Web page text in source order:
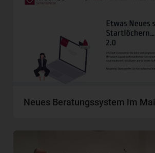
Neues Beratungssystem im Mai